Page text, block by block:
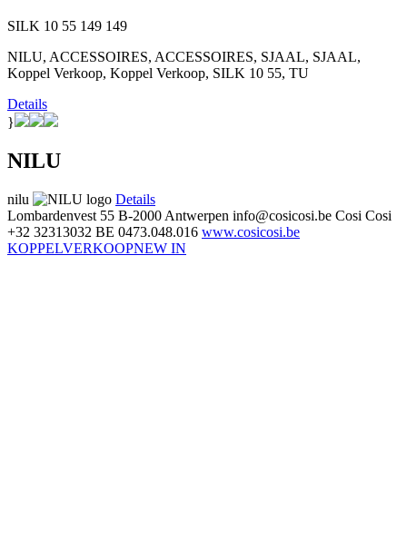
SILK 10 55 149 149
NILU, ACCESSOIRES, ACCESSOIRES, SJAAL, SJAAL,
Koppel Verkoop, Koppel Verkoop, SILK 10 55, TU
Details
}
NILU
nilu
Details
Lombardenvest 55 B-2000 Antwerpen info@cosicosi.be Cosi Cosi
+32 32313032 BE 0473.048.016 www.cosicosi.be
KOPPELVERKOOPNEW IN